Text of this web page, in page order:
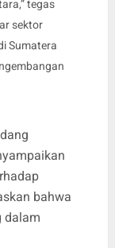
tegas
sektor
Sumatera
bahwa
dalam